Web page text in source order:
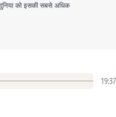
को इसकी सबसे अधिक
19:37